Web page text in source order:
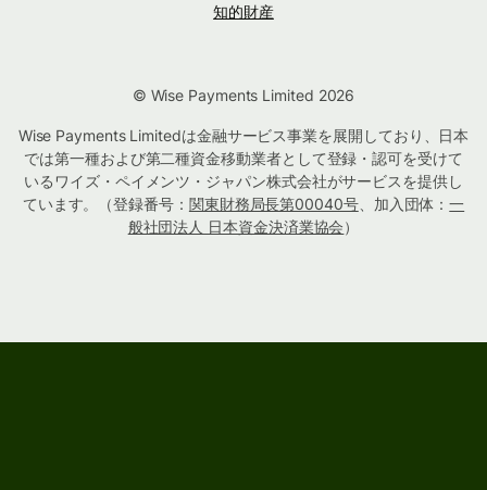
知的財産
© Wise Payments Limited 2026
Wise Payments Limitedは金融サービス事業を展開しており、日本
では第一種および第二種資金移動業者として登録・認可を受けて
いるワイズ・ペイメンツ・ジャパン株式会社がサービスを提供し
ています。（登録番号： 関東財務局長第00040号、加入団体：一
般社団法人 日本資金決済業協会）